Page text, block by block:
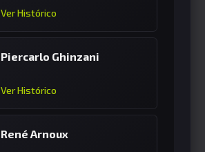
Ver Histórico
Piercarlo Ghinzani
Ver Histórico
René Arnoux